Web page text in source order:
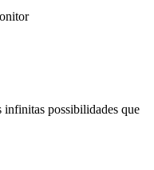
infinitas possibilidades que